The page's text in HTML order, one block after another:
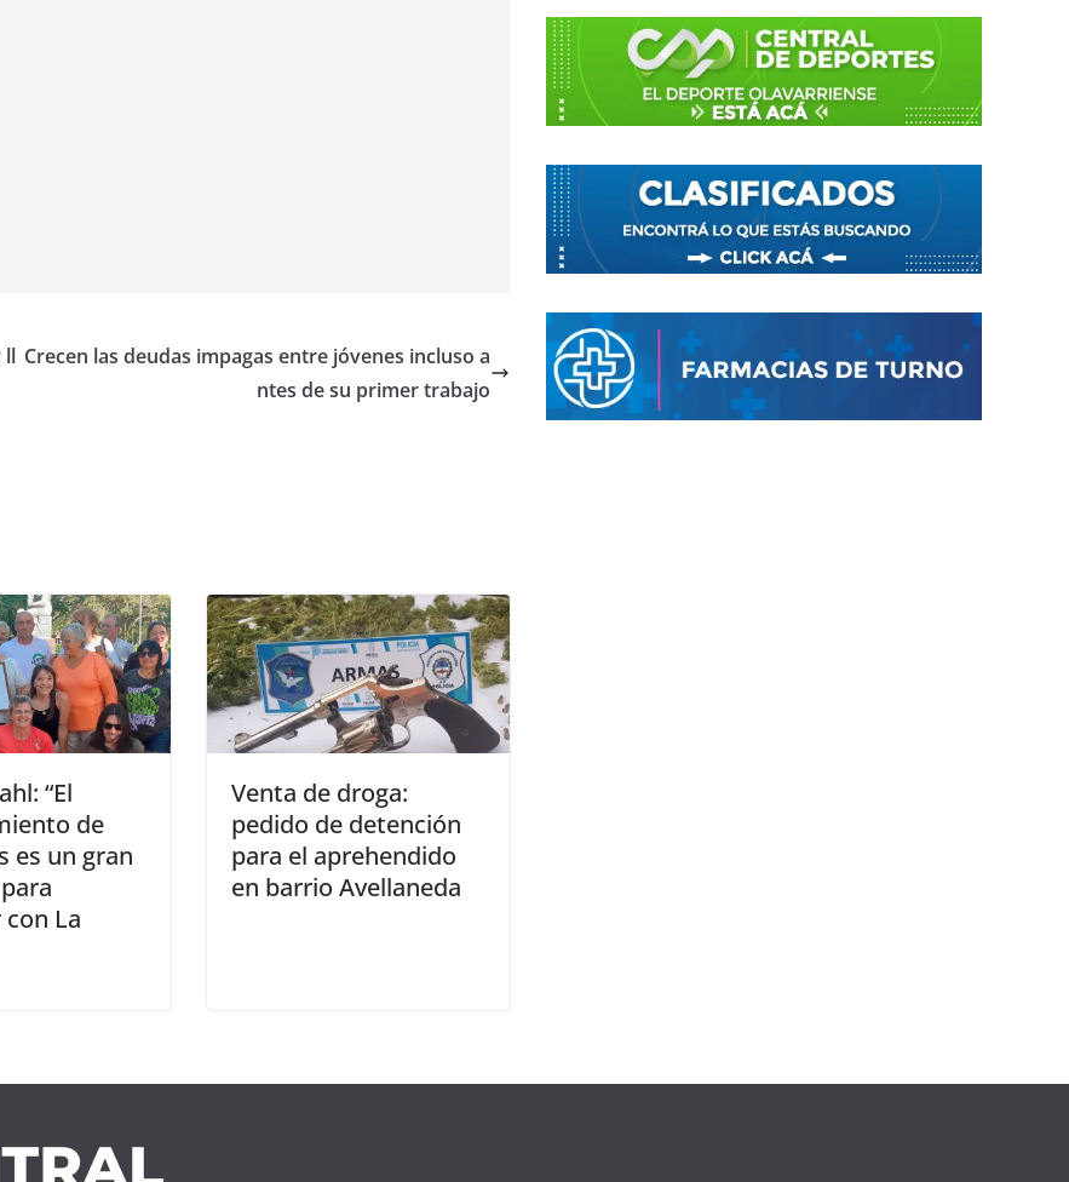
ll Crecen las deudas impagas entre jóvenes incluso a
ntes de su primer trabajo
“El
de
es un gran
La
Venta de droga:
pedido de detención
para el aprehendido
en barrio Avellaneda